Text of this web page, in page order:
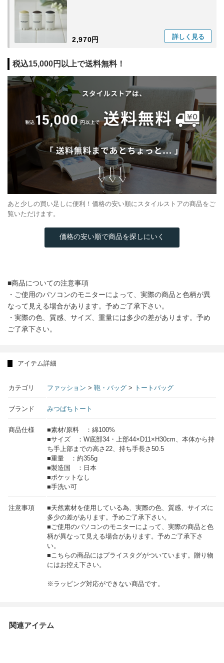
2,970円 詳しく 見る
税込15,000円以上で送料無料！
あと少しの買い足しに便利！価格の安い順にスタイルストアの商品をご
覧いただけます。
価格の安い順で商品を探しにいく
■商品についての注意事項
・ご使用のパソコンのモニターによって、実際の商品と色柄が異
なって見える場合があります。予めご了承下さい。
・実際の色、質感、サイズ、重量には多少の差があります。予め
ご了承下さい。
アイテム詳細
カテゴリ ファッション > 鞄・バッグ > トートバッグ
ブランド みつばちトート
商品仕様
■素材/原料 ：綿100%
■サイズ ：W底部34・上部44×D11×H30cm、本体から持
ち手上部までの高さ22、持ち手長さ50.5
■重量 ：約355g
■製造国 ：日本
■ポケットなし
■手洗い可
注意事項
■天然素材を使用している為、実際の色、質感、サイズに
多少の差があります。予めご了承下さい。
■ご使用のパソコンのモニターによって、実際の商品と色
柄が異なって見える場合があります。予めご了承下さ
い。
■こちらの商品にはプライスタグがついています。贈り物
にはお控え下さい。
※ラッピング対応ができない商品です。
関連アイテム